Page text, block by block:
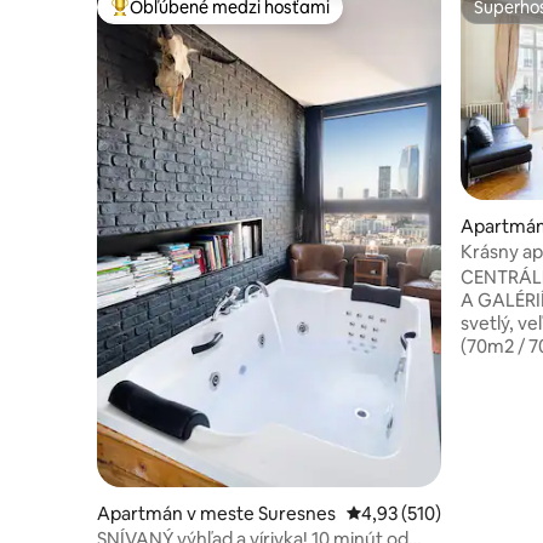
Najobľúbenejšie medzi hosťami
Obľúbené medzi hosťami
Apartmán v meste Suresnes Priemerné
4,93 (510)
Krásny
A GALÉRIÍ
svetlý,
(70m2 /